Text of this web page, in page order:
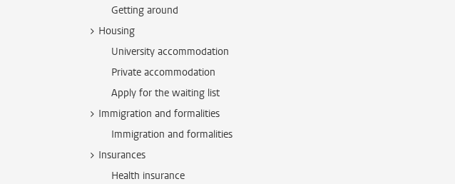
Getting around
Housing
University accommodation
Private accommodation
Apply for the waiting list
Immigration and formalities
Immigration and formalities
Insurances
Health insurance